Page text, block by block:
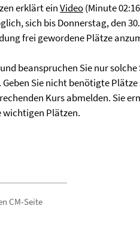
erklärt einVideo(Minute
sich bis Donnerstag, den
frei gewordene Plätze
beanspruchen Sie nur
Sie nicht benötigte
Kurs abmelden. Sie
wichtigen Plätzen.
CM-Seite